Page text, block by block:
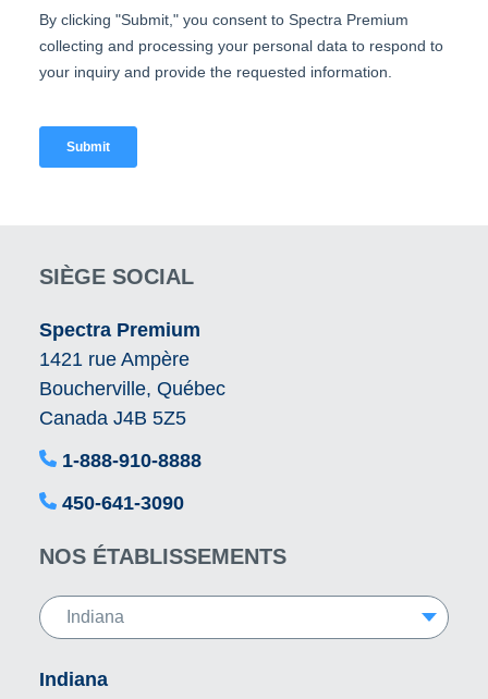
SIÈGE SOCIAL
Spectra Premium
1421 rue Ampère
Boucherville, Québec
Canada J4B 5Z5
1-888-910-8888
450-641-3090
NOS ÉTABLISSEMENTS
Indiana